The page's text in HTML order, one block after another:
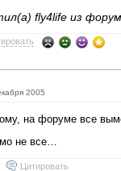
fly4life из
2005
на форуме все
не все…
Цитировать